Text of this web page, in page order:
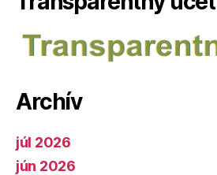
Archív
júl 2026
jún 2026